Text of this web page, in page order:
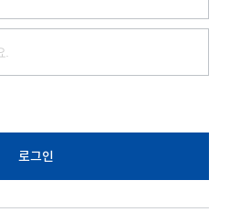
로그인